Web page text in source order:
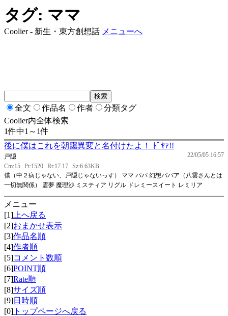
タグ: ママ
Coolier - 新生・東方創想話 メニューへ
全文 作品名 作者
分類タグ
Coolier内全体検索
1件中1～1件
後に僕はこれを朝靄異変と名付けたよ！ ﾄﾞﾔｧ!!
22/05/05 16:57
戸隠
Cm:15 Pt:1520 Rt:17.17 Sz:6.63KB
僕（中２病じゃない、戸隠じゃないっす） ママ パパ 幻想ババア（八雲さんとは
一切無関係） 霊夢 魔理沙 ミスティア リグル ドレミースイート レミリア
メニュー
[1] 上へ戻る
[2]おまかせ表示
[3]作品名順
[4]作者順
[5]コメント数順
[6]POINT順
[7]Rate順
[8]サイズ順
[9]日時順
[0] トップページへ戻る